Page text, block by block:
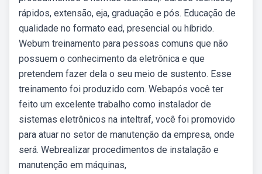
rápidos, extensão, eja, graduação e pós. Educação de
qualidade no formato ead, presencial ou híbrido.
Webum treinamento para pessoas comuns que não
possuem o conhecimento da eletrônica e que
pretendem fazer dela o seu meio de sustento. Esse
treinamento foi produzido com. Webapós você ter
feito um excelente trabalho como instalador de
sistemas eletrônicos na inteltraf, você foi promovido
para atuar no setor de manutenção da empresa, onde
será. Webrealizar procedimentos de instalação e
manutenção em máquinas,